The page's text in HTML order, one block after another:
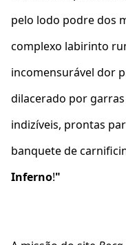
pelo lodo podre dos
complexo labirinto
incomensurável dor
dilacerado por
indizíveis, prontas
banquete de
Inferno!"